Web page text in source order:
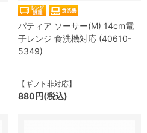
パティア ソーサー(M) 14cm電
子レンジ 食洗機対応 (40610-
5349)
【ギフト非対応】
880円(税込)